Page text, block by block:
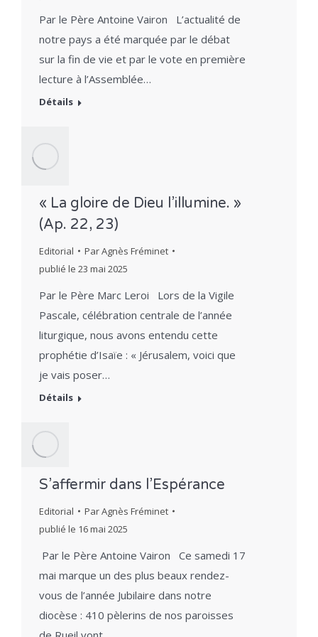
Par le Père Antoine Vairon L’actualité de
notre pays a été marquée par le débat
sur la fin de vie et par le vote en première
lecture à l’Assemblée…
Détails
« La gloire de Dieu l’illumine. »
(Ap. 22, 23)
Editorial ParAgnès Fréminet
publié le 23 mai 2025
Par le Père Marc Leroi Lors de la Vigile
Pascale, célébration centrale de l’année
liturgique, nous avons entendu cette
prophétie d’Isaïe : « Jérusalem, voici que
je vais poser…
Détails
S’affermir dans l’Espérance
Editorial ParAgnès Fréminet
publié le 16 mai 2025
Par le Père Antoine Vairon Ce samedi 17
mai marque un des plus beaux rendez-
vous de l’année Jubilaire dans notre
diocèse : 410 pèlerins de nos paroisses